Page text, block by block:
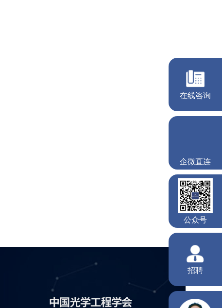
在线咨询
企微直连
公众号
招聘
中国光学工程学会